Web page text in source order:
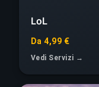
LoL
Da 4,99 €
Vedi Servizi →